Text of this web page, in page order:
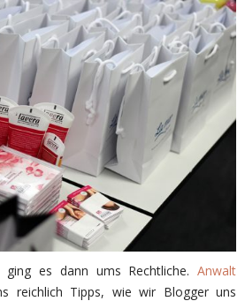
es dann ums Rechtliche. Anwalt
reichlich Tipps, wie wir Blogger uns